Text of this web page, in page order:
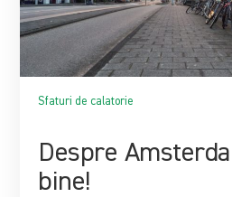
Sfaturi de calatorie
Despre
bine!